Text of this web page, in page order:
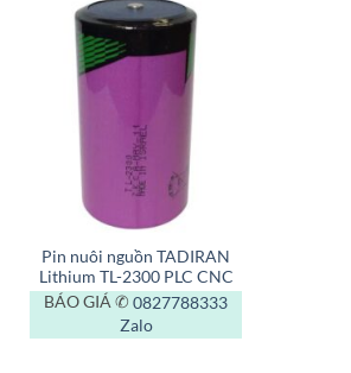
Pin nuôi nguồn TADIRAN
Lithium TL-2300 PLC CNC
BÁO GIÁ ✆ 0827788333
Zalo